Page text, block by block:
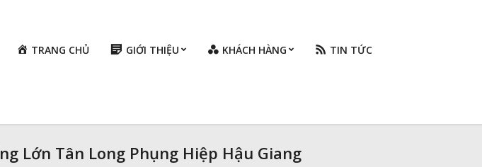
TRANG CHỦ GIỚI THIỆU KHÁCH HÀNG TIN TỨC
Lớn Tân Long Phụng Hiệp Hậu Giang